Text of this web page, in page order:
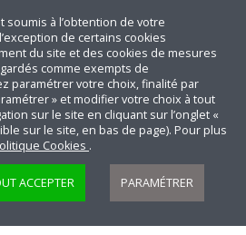
soumis à l’obtention de votre
de certains cookies
du site et des cookies de mesures
comme exempts de
paramétrer votre choix, finalité par
» et modifier votre choix à tout
sur le site en cliquant sur l’onglet «
sur le site, en bas de page). Pour plus
Cookies .
ACCEPTER PARAMÉTRER